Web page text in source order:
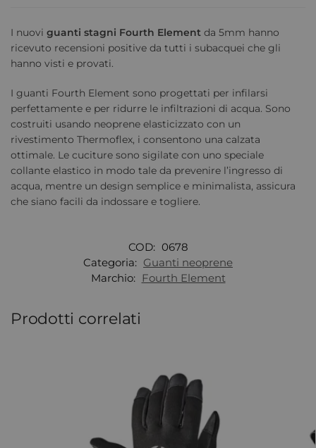
I nuovi guanti stagni Fourth Element da 5mm hanno
ricevuto recensioni positive da tutti i subacquei che gli
hanno visti e provati.
I guanti Fourth Element sono progettati per infilarsi
perfettamente e per ridurre le infiltrazioni di acqua. Sono
costruiti usando neoprene elasticizzato con un
rivestimento Thermoflex, i consentono una calzata
ottimale. Le cuciture sono sigilate con uno speciale
collante elastico in modo tale da prevenire l’ingresso di
acqua, mentre un design semplice e minimalista, assicura
che siano facili da indossare e togliere.
COD: 0678
Categoria: Guanti neoprene
Marchio: Fourth Element
Prodotti correlati